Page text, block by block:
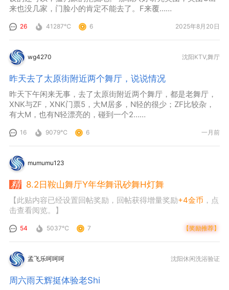
来也没几家，门脸小的肯定不能去了。F来覆……
26 41287℃ 6 2025年8月20日
wg4270 沈阳KTV,舞厅
昨天去了太原街附近两个舞厅，说说情况
昨天下午闲来无事，去了太原街附近两个舞厅，都是老舞厅，
XNK与ZF，XNK门票5，大M居多，N轻的很少；ZF比较杂，
有大M，也有N轻漂亮的，碰到一个2……
16 9079℃ 6 一月前
mumumu123
8.2日鞍山舞厅Y年华舞讯砂舞H灯舞
【此贴内容已经设置回帖奖励，回帖获得增量奖励+4金币 ，点
击查看阅览。】
54 5037℃ 7 【奖励推荐】
孟飞乐呵呵呵 沈阳休闲洗浴验证
周六雨天辉挺体验老Shi